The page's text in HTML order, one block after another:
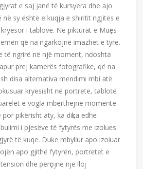
e saj janë të kursyera dhe ajo
në sy është e kuqja e shiritit ngjitës e
kryesor i tablove. Në pikturat e Muҫës
që na ngarkojnë imazhet e tyre.
të ngrirë në një moment, ndoshta
prej kamerës fotografike, që na
disa alternativa mendimi mbi atë
kryesisht në portrete, tablotë
e vogla mbërthejnë momente
pikërisht aty, ka diҫka edhe
i pjesëve të fytyrës me izolues
të kuqe. Duke mbyllur apo izoluar
apo gjithë fytyrën, portretet e
dhe përҫojne një lloj